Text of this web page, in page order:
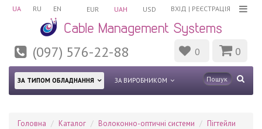
UA RU EN ВХІД | РЕЄСТРАЦІЯ
EUR UAH USD
(097) 576-22-88 0 0
ЗА ТИПОМ ОБЛАДНАННЯ ЗА ВИРОБНИКОМ
Головна Каталог Волоконно-оптичні системи
Пігтейли